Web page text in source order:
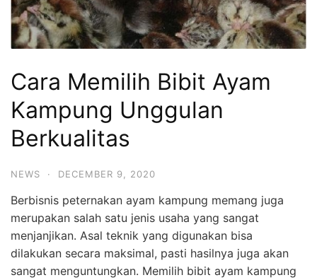
Cara Memilih Bibit Ayam
Kampung Unggulan
Berkualitas
NEWS · DECEMBER 9, 2020
Berbisnis peternakan ayam kampung memang juga
merupakan salah satu jenis usaha yang sangat
menjanjikan. Asal teknik yang digunakan bisa
dilakukan secara maksimal, pasti hasilnya juga akan
sangat menguntungkan. Memilih bibit ayam kampung